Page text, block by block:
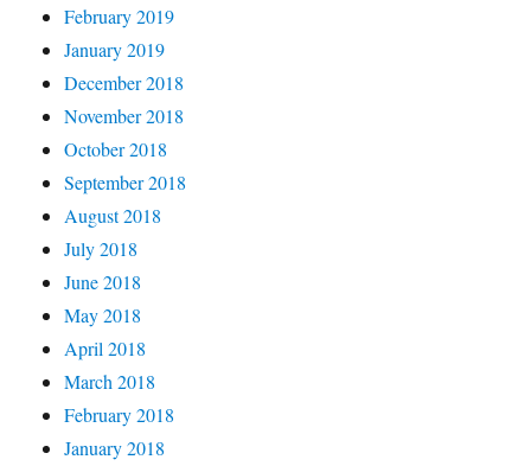
February 2019
January 2019
December 2018
November 2018
October 2018
September 2018
August 2018
July 2018
June 2018
May 2018
April 2018
March 2018
February 2018
January 2018